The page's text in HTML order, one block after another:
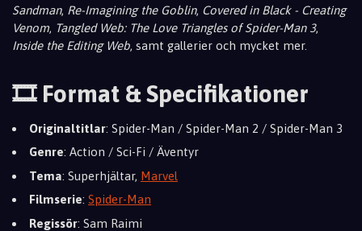
Sandman, Re-Imagining the Goblin, Covered in Black - Creating
Venom, Tangled Web: The Love Triangles of Spider-Man 3,
Inside the Editing Web, samt gallerier och mycket mer.
🎞️ Format & Specifikationer
Originaltitlar: Spider-Man / Spider-Man 2 / Spider-Man 3
Genre: Action / Sci-Fi / Äventyr
Tema: Superhjältar, Marvel
Filmserie: Spider-Man
Regissör: Sam Raimi